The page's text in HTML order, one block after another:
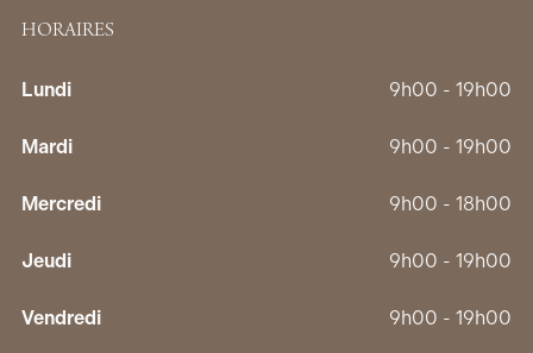
HORAIRES
Lundi 9h00 - 19h00
Mardi 9h00 - 19h00
Mercredi 9h00 - 18h00
Jeudi 9h00 - 19h00
Vendredi 9h00 - 19h00